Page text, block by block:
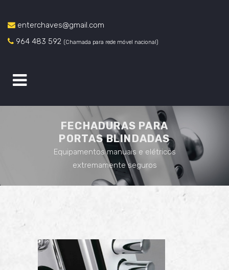
enterchaves@gmail.com
964 483 592 (Chamada para rede móvel nacional)
FECHADURAS PARA
PORTAS BLINDADAS
Equipamentos manuais e elétricos
extremamente seguros